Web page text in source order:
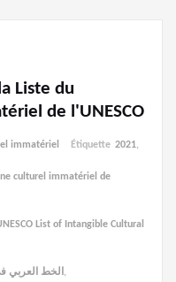
Liste du
de l'UNESCO
immatériel Étiquette 2021,
culturel immatériel de
List of Intangible Cultural
الخط العربي ,